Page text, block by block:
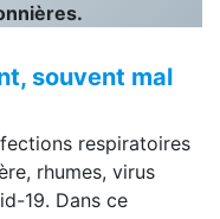
souvent mal
respiratoires
rhumes, virus
19. Dans ce